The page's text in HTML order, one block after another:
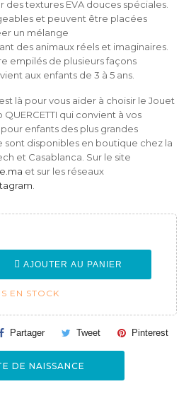
textures EVA douces spéciales.
et peuvent être placées
un mélange
des animaux réels et imaginaires.
empilés de plusieurs façons
aux enfants de 3 à 5 ans.
là pour vous aider à choisir le Jouet
qui convient à vos
enfants des plus grandes
disponibles en boutique chez la
et Casablanca. Sur le site
et sur les réseaux
AJOUTER AU PANIER
EN STOCK
Partager Tweet Pinterest
DE NAISSANCE